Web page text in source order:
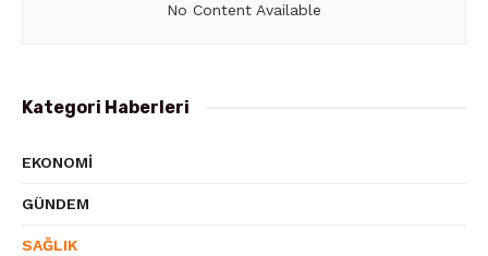
No Content Available
Kategori Haberleri
EKONOMI
GÜNDEM
SAĞLIK